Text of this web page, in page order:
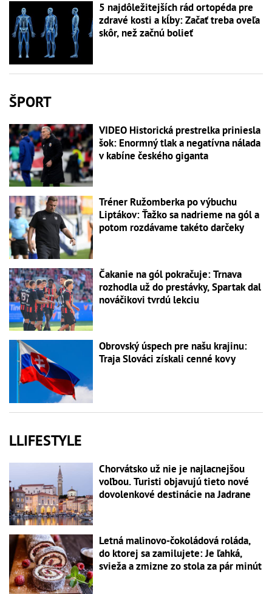
5 najdôležitejších rád ortopéda pre
zdravé kosti a kĺby: Začať treba oveľa
skôr, než začnú bolieť
ŠPORT
VIDEO Historická prestrelka priniesla
šok: Enormný tlak a negatívna nálada
v kabíne českého giganta
Tréner Ružomberka po výbuchu
Liptákov: Ťažko sa nadrieme na gól a
potom rozdávame takéto darčeky
Čakanie na gól pokračuje: Trnava
rozhodla už do prestávky, Spartak dal
nováčikovi tvrdú lekciu
Obrovský úspech pre našu krajinu:
Traja Slováci získali cenné kovy
LLIFESTYLE
Chorvátsko už nie je najlacnejšou
voľbou. Turisti objavujú tieto nové
dovolenkové destinácie na Jadrane
Letná malinovo-čokoládová roláda,
do ktorej sa zamilujete: Je ľahká,
svieža a zmizne zo stola za pár minút